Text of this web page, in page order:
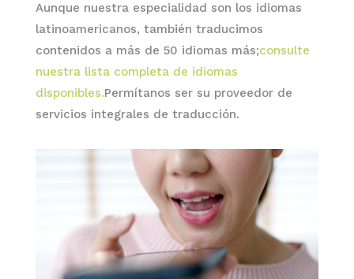
Aunque nuestra especialidad son los idiomas
latinoamericanos, también traducimos
contenidos a más de 50 idiomas más;consulte
nuestra lista completa de idiomas
disponibles.Permítanos ser su proveedor de
servicios integrales de traducción.